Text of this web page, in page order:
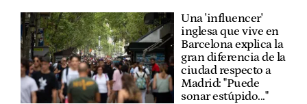
Una 'influencer'
inglesa que vive en
Barcelona explica la
gran diferencia de la
ciudad respecto a
Madrid: "Puede
sonar estúpido..."